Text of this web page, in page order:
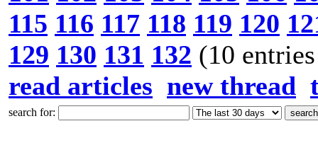
115 116 117 118 119 120
129 130 131 132 (10
read articles new thread
search for: